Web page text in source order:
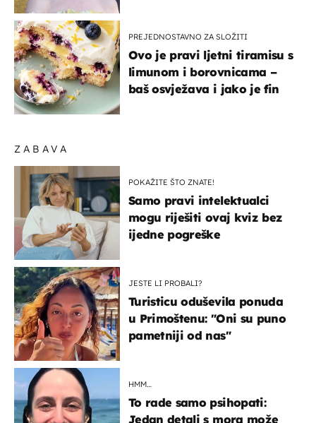
ZABAVA
POKAŽITE ŠTO ZNATE!
Samo pravi intelektualci
mogu riješiti ovaj kviz bez
ijedne pogreške
JESTE LI PROBALI?
Turisticu oduševila ponuda
u Primoštenu: "Oni su puno
pametniji od nas"
HMM…
To rade samo psihopati:
Jedan detalj s mora može
PREJEDNOSTAVNO ZA SLOŽITI
Ovo je pravi ljetni tiramisu s
limunom i borovnicama –
baš osvježava i jako je fin